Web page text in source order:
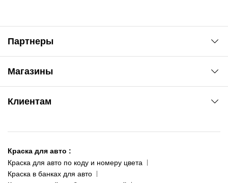
Магазины
ул. Рабочая, 2-а
093 611-39-23
(ориентир: Интайм №40)
Клиентам
Доставка и оплата
Сотрудничество
Наши публикации
Партнеры
Краска для авто :
Краска для авто по коду и номеру цвета
Краска в банках для авто